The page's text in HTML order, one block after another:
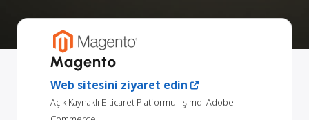
Magento
Web sitesini ziyaret edin
Açık Kaynaklı E-ticaret Platformu - şimdi Adobe